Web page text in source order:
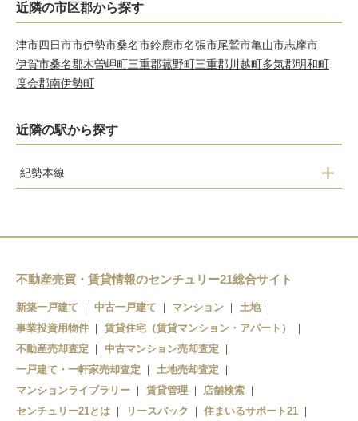
近隣の市区郡から探す
津市四日市市伊勢市桑名市鈴鹿市名張市尾鷲市亀山市志摩市
伊賀市桑名郡木曽岬町三重郡菰野町三重郡川越町多気郡明和町
度会郡南伊勢町
近隣の駅から探す
紀勢本線
紀伊井田
不動産売買・賃貸情報のセンチュリー21総合サイト
新築一戸建て 中古一戸建て マンション
土地
事業投資用物件
賃貸住宅（賃貸マンション・アパート）
不動産売却査定
中古マンション売却査定
一戸建て・一軒家売却査定
土地売却査定
マンションライブラリー
賃貸管理
店舗検索
センチュリー21とは
リースバック
住まいるサポート21